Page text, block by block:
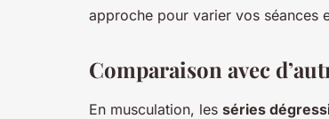
approche pour varier vos séances
Comparaison avec
En musculation, les séries